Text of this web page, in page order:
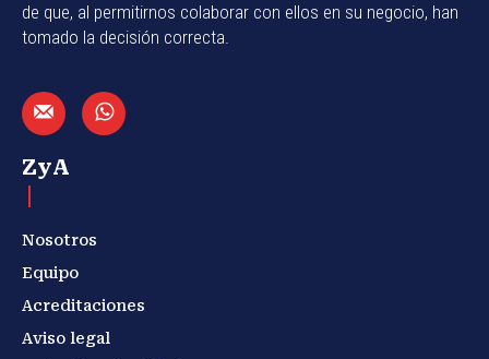
de que, al permitirnos colaborar con ellos en su negocio, han
tomado la decisión correcta.
ZyA
Nosotros
Equipo
Acreditaciones
Aviso legal